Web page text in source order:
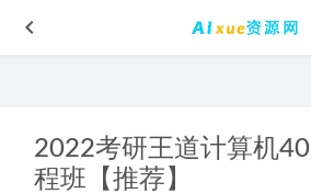
2022考研王道计算机
程班【推荐】